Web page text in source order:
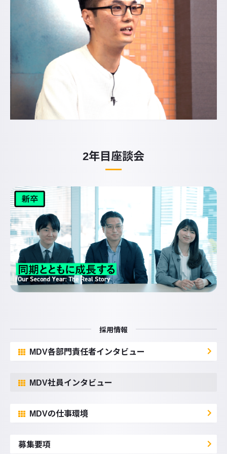
2年目座談会
採用情報
MDV各部門責任者インタビュー
MDV社員インタビュー
MDVの仕事環境
募集要項